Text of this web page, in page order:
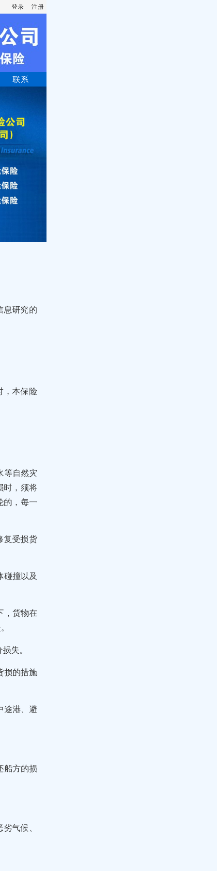
登录 注册
联系
息研究的
，本保险
等自然灾
时，须将
的，每一
复受损货
碰撞以及
，货物在
失。
损的措施
途港、避
船方的损
气候、